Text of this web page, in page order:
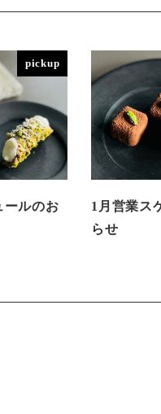
pickup
ールのお
1月営業ス
らせ